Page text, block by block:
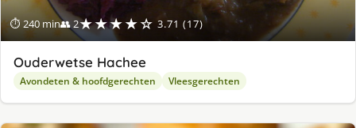
⏱ 240 min👥 2★★★★☆ 3.71 (17)
Ouderwetse Hachee
Avondeten & hoofdgerechten Vleesgerechten